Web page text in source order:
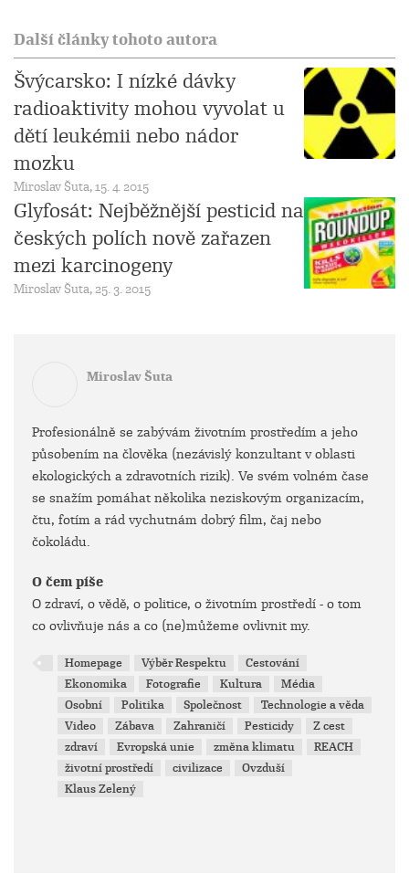
Další články tohoto autora
Švýcarsko: I nízké dávky
radioaktivity mohou vyvolat u
dětí leukémii nebo nádor
mozku
Miroslav Šuta, 15. 4. 2015
Glyfosát: Nejběžnější pesticid na
českých polích nově zařazen
mezi karcinogeny
Miroslav Šuta, 25. 3. 2015
Miroslav Šuta
Profesionálně se zabývám životním prostředím a jeho
působením na člověka (nezávislý konzultant v oblasti
ekologických a zdravotních rizik). Ve svém volném čase
se snažím pomáhat několika neziskovým organizacím,
čtu, fotím a rád vychutnám dobrý film, čaj nebo
čokoládu.
O čem píše
O zdraví, o vědě, o politice, o životním prostředí - o tom
co ovlivňuje nás a co (ne)můžeme ovlivnit my.
Homepage Výběr Respektu
Cestování
Ekonomika
Fotografie Kultura
Média
Osobní
Politika Společnost
Technologie a věda
Video
Zábava Zahraničí Pesticidy
Z cest
zdraví
Evropská unie změna klimatu
REACH
životní prostředí
civilizace
Ovzduší
Klaus Zelený